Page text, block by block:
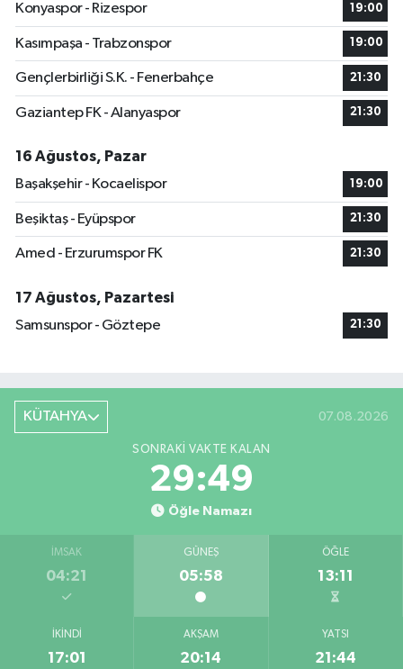
Konyaspor - Rizespor
19:00
Kasımpaşa - Trabzonspor 19:00
Gençlerbirliği S.K. - Fenerbahçe 21:30
Gaziantep FK - Alanyaspor 21:30
16 Ağustos, Pazar
Başakşehir - Kocaelispor
19:00
Beşiktaş - Eyüpspor 21:30
Amed - Erzurumspor FK 21:30
17 Ağustos, Pazartesi
Samsunspor - Göztepe
21:30
KÜTAHYA 07.08.2026
SONRAKI VAKTE KALAN
29:48
Öğle Namazı
İMSAK
04:21
GÜNEŞ
05:58
ÖĞLE
13:11
İKINDI
17:01
AKŞAM
20:14
YATSI
21:44